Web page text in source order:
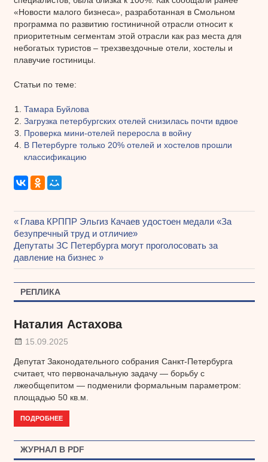
«Новости малого бизнеса», разработанная в Смольном
программа по развитию гостиничной отрасли относит к
приоритетным сегментам этой отрасли как раз места для
небогатых туристов – трехзвездочные отели, хостелы и
плавучие гостиницы.
Статьи по теме:
Тамара Буйлова
Загрузка петербургских отелей снизилась почти вдвое
Проверка мини-отелей переросла в войну
В Петербурге только 20% отелей и хостелов прошли
классификацию
Навигация
по
записям
Предыдущая
запись:
Глава КРППР Эльгиз Качаев удостоен медали «За
безупречный труд и отличие»
Следующая
запись:
Депутаты ЗС Петербурга могут проголосовать за
давление на бизнес
РЕПЛИКА
Наталия Астахова
15.09.2025
Депутат Законодательного собрания Санкт-Петербурга
считает, что первоначальную задачу — борьбу с
лжеобщепитом — подменили формальным параметром:
площадью 50 кв.м.
ПОДРОБНЕЕ
ЖУРНАЛ В PDF